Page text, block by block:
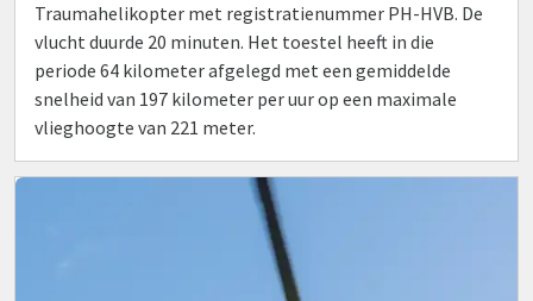
Traumahelikopter met registratienummer PH-HVB. De
vlucht duurde 20 minuten. Het toestel heeft in die
periode 64 kilometer afgelegd met een gemiddelde
snelheid van 197 kilometer per uur op een maximale
vlieghoogte van 221 meter.